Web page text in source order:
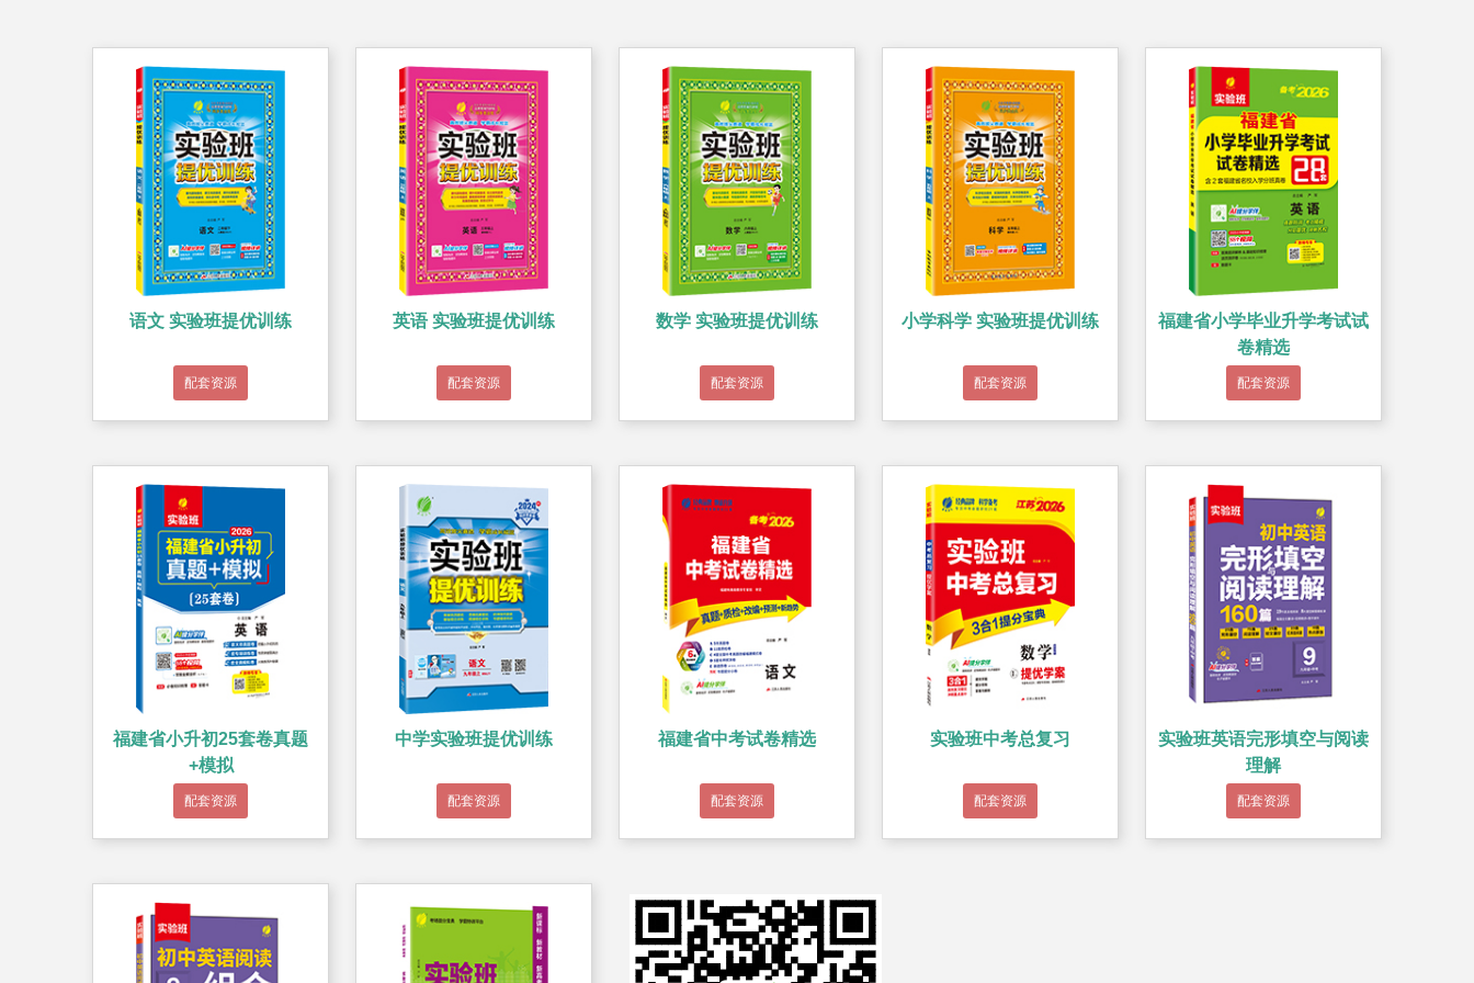
语文 实验班提优训练
配套资源
英语 实验班提优训练
配套资源
数学 实验班提优训练
配套资源
小学科学 实验班提优训练
配套资源
福建省小学毕业升学考试试
卷精选
配套资源
福建省小升初25套卷真题
+模拟
配套资源
中学实验班提优训练
配套资源
福建省中考试卷精选
配套资源
实验班中考总复习
配套资源
实验班英语完形填空与阅读
理解
配套资源